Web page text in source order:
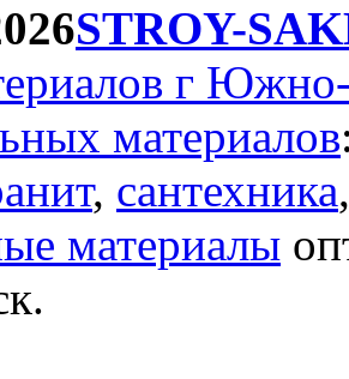
STROY-
г
материалов
, сантехника
материалы